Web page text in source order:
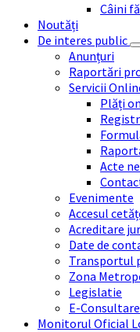
Câini
Noutăți
De interes public
Anunțuri
Raportări
Servicii
Plăți
Acte
Evenimente
Accesul
Acreditare
Date de
Transportul
Zona
Legislatie
E-Consultare
Monitorul Oficial